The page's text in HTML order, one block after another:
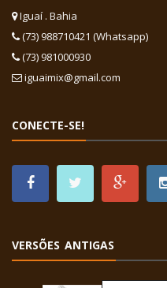
Iguaí . Bahia
(73) 988710421 (Whatsapp)
(73) 981000930
iguaimix@gmail.com
CONECTE-SE!
VERSÕES ANTIGAS